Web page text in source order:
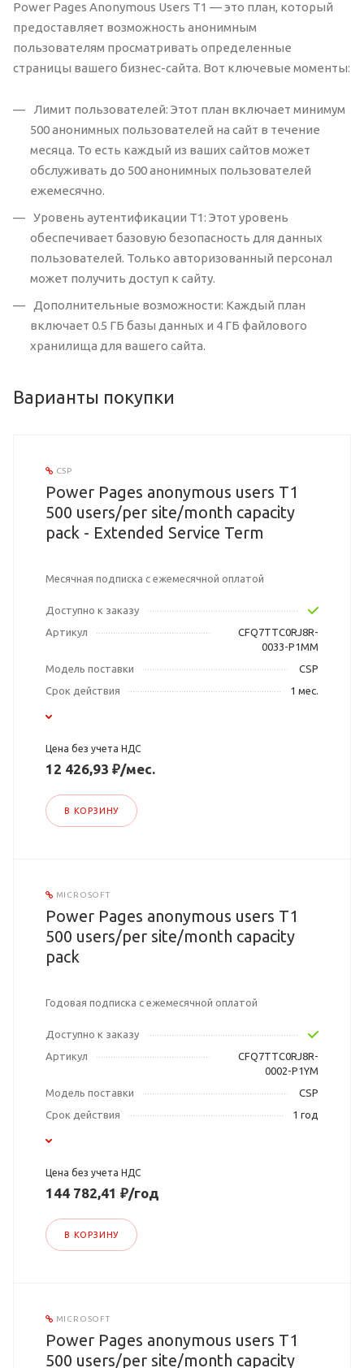
Power Pages Anonymous Users T1 — это план, который
предоставляет возможность анонимным
пользователям просматривать определенные
страницы вашего бизнес-сайта. Вот ключевые моменты:
Лимит пользователей: Этот план включает минимум
500 анонимных пользователей на сайт в течение
месяца. То есть каждый из ваших сайтов может
обслуживать до 500 анонимных пользователей
ежемесячно.
Уровень аутентификации T1: Этот уровень
обеспечивает базовую безопасность для данных
пользователей. Только авторизованный персонал
может получить доступ к сайту.
Дополнительные возможности: Каждый план
включает 0.5 ГБ базы данных и 4 ГБ файлового
хранилища для вашего сайта.
Варианты покупки
CSP
Power Pages anonymous users T1
500 users/per site/month capacity
pack - Extended Service Term
Месячная подписка с ежемесячной оплатой
Доступно к заказу
Артикул
CFQ7TTC0RJ8R-
0033-P1MM
Модель поставки
CSP
Срок действия
1 мес.
Цена без учета НДС
12 426,93 ₽/мес.
В КОРЗИНУ
MICROSOFT
Power Pages anonymous users T1
500 users/per site/month capacity
pack
Годовая подписка с ежемесячной оплатой
Доступно к заказу
Артикул
CFQ7TTC0RJ8R-
0002-P1YM
Модель поставки
CSP
Срок действия
1 год
Цена без учета НДС
144 782,41 ₽/год
В КОРЗИНУ
MICROSOFT
Power Pages anonymous users T1
500 users/per site/month capacity